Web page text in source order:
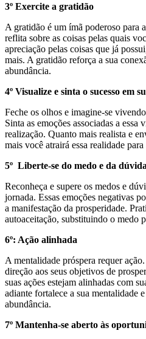
3º Exercite a gratidão
A gratidão é um ímã poderoso para
reflita sobre as coisas pelas quais
apreciação pelas coisas que já
mais. A gratidão reforça a sua
abundância.
4º Visualize e sinta o sucesso em
Feche os olhos e imagine-se
Sinta as emoções associadas a essa
realização. Quanto mais realista e
mais você atrairá essa realidade para
5º Liberte-se do medo e da dúvida
Reconheça e supere os medos e
jornada. Essas emoções negativas
a manifestação da prosperidade.
autoaceitação, substituindo o medo
6º: Ação alinhada
A mentalidade próspera requer
direção aos seus objetivos de
suas ações estejam alinhadas com
adiante fortalece a sua mentalidade
abundância.
7º Mantenha-se aberto às